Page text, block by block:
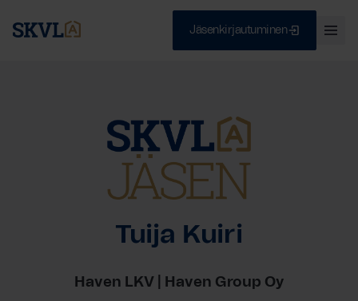
Jäsenkirjautuminen
Tuija Kuiri
Haven LKV | Haven Group Oy